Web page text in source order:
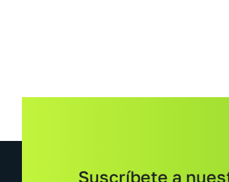
Suscríbete a